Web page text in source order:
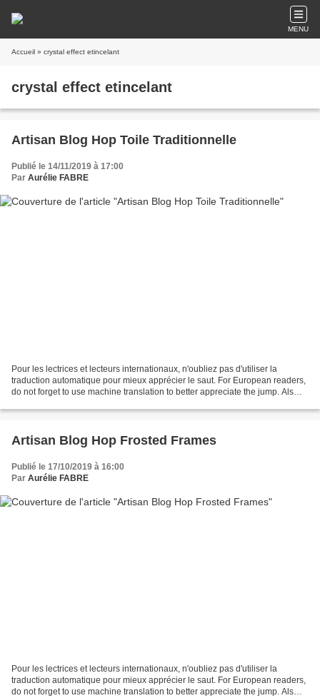
MENU
Accueil » crystal effect etincelant
crystal effect etincelant
Artisan Blog Hop Toile Traditionnelle
Publié le 14/11/2019 à 17:00
Par Aurélie FABRE
Pour les lectrices et lecteurs internationaux, n'oubliez pas d'utiliser la
traduction automatique pour mieux apprécier le saut. For European readers,
do not forget to use machine translation to better appreciate the jump. Als
Artisan Blog Hop Frosted Frames
Publié le 17/10/2019 à 16:00
Par Aurélie FABRE
Pour les lectrices et lecteurs internationaux, n'oubliez pas d'utiliser la
traduction automatique pour mieux apprécier le saut. For European readers,
do not forget to use machine translation to better appreciate the jump. Als